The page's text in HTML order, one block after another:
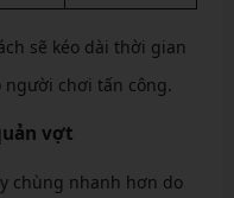
sẽ kéo dài thời gian
người chơi tấn công.
vợt
chùng nhanh hơn do